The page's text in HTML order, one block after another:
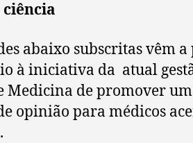
ciência
abaixo subscritas vêm
à iniciativa da atual
Medicina de promover
opinião para médicos